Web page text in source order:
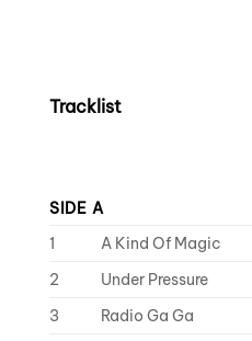
Tracklist
SIDE A
1
A Kind Of Magic
2
Under Pressure
3
Radio Ga Ga